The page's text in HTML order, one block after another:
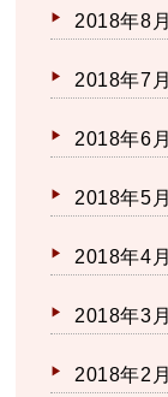
2018年8月
2018年7月
2018年6月
2018年5月
2018年4月
2018年3月
2018年2月